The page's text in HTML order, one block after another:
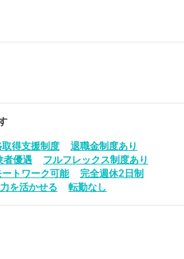
取得支援制度
退職金制度あり
者優遇
フルフレックス制度あり
ートワーク可能
完全週休2日制
を活かせる 転勤なし